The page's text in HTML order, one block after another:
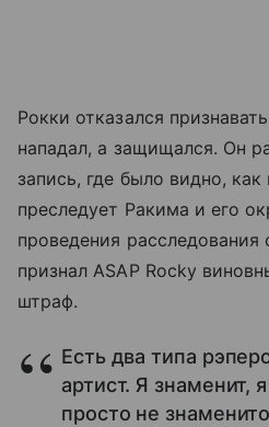
Рокки отказался
нападал, а защищался. Он
запись, где было видно,
преследует Ракима и его
проведения расследования
признал ASAP Rocky
штраф.
Есть два типа
артист. Я знаменит,
просто не